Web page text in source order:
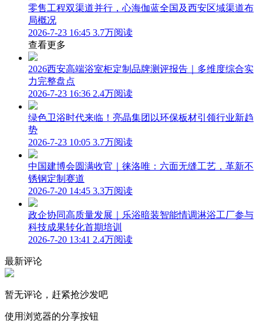
零售工程双渠道并行，心海伽蓝全国及西安区域渠道布
局概况
2026-7-23 16:45 3.7万阅读
查看更多
2026西安高端浴室柜定制品牌测评报告｜多维度综合实
力完整盘点
2026-7-23 16:36 2.4万阅读
绿色卫浴时代来临！亮晶集团以环保板材引领行业新趋
势
2026-7-23 10:05 3.7万阅读
中国建博会圆满收官｜徕洛唯：六面无缝工艺，革新不
锈钢定制赛道
2026-7-20 14:45 3.3万阅读
政企协同高质量发展｜乐浴暗装智能情调淋浴工厂参与
科技成果转化首期培训
2026-7-20 13:41 2.4万阅读
最新评论
暂无评论，赶紧抢沙发吧
使用浏览器的分享按钮